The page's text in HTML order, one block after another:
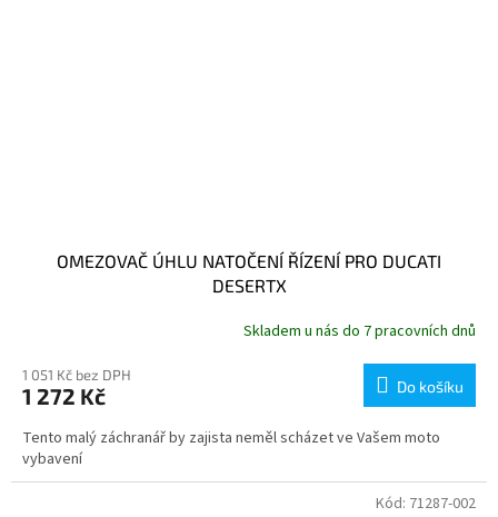
OMEZOVAČ ÚHLU NATOČENÍ ŘÍZENÍ PRO DUCATI
DESERTX
Skladem u nás do 7 pracovních dnů
1 051 Kč bez DPH
1 272 Kč Do košíku
Tento malý záchranář by zajista neměl scházet ve Vašem moto
vybavení
Kód: 71287-002